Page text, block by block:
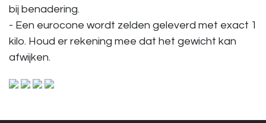
bij benadering.
- Een eurocone wordt zelden geleverd met exact 1
kilo. Houd er rekening mee dat het gewicht kan
afwijken.